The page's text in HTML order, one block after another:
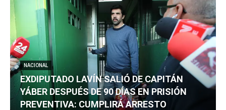
NACIONAL
EXDIPUTADO LAVÍN SALIÓ DE CAPITÁN
YÁBER DESPUÉS DE 90 DÍAS EN PRISIÓN
PREVENTIVA: CUMPLIRÁ ARRESTO